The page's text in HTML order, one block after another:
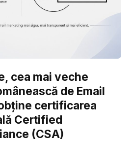
cea mai veche
de Email
certificarea
Certified
(CSA)